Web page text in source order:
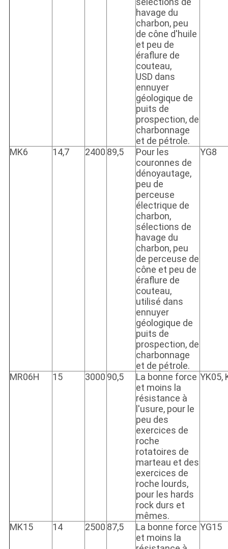
havage du
charbon, peu
de cône d'huile
et peu de
éraflure de
couteau,
USD dans
ennuyer
géologique de
puits de
prospection, de
charbonnage
et de pétrole.
MK6 14,7 2400 89,5
Pour les
couronnes de
dénoyautage,
peu de
perceuse
électrique de
charbon,
sélections de
havage du
charbon, peu
de perceuse de
cône et peu de
éraflure de
couteau,
utilisé dans
ennuyer
géologique de
puits de
prospection, de
charbonnage
et de pétrole.
YG8
MR06H 15 3000 90,5
La bonne force
et moins la
résistance à
l'usure, pour le
peu des
exercices de
roche
rotatoires de
marteau et des
exercices de
roche lourds,
pour les hards
rock durs et
mêmes.
YK05,
MK15 14 2500 87,5
La bonne force
et moins la
YG15